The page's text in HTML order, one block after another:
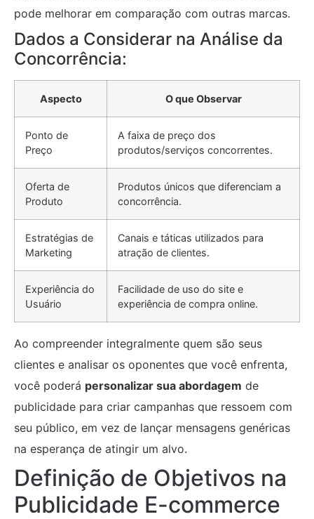
pode melhorar em comparação com outras marcas.
Dados a Considerar na Análise da
Concorrência:
Aspecto O que Observar
Ponto de
Preço
A faixa de preço dos
produtos/serviços concorrentes.
Oferta de
Produto
Produtos únicos que diferenciam a
concorrência.
Estratégias de
Marketing
Canais e táticas utilizados para
atração de clientes.
Experiência do
Usuário
Facilidade de uso do site e
experiência de compra online.
Ao compreender integralmente quem são seus
clientes e analisar os oponentes que você enfrenta,
você poderá personalizar sua abordagem de
publicidade para criar campanhas que ressoem com
seu público, em vez de lançar mensagens genéricas
na esperança de atingir um alvo.
Definição de Objetivos na
Publicidade E-commerce